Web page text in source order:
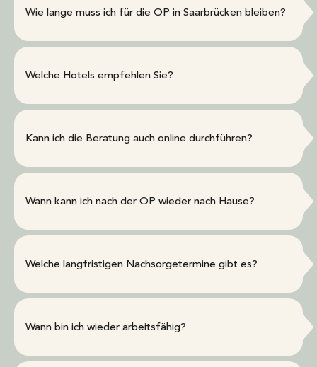
Wie lange muss ich für die OP in Saarbrücken bleiben?
Welche Hotels empfehlen Sie?
Kann ich die Beratung auch online durchführen?
Wann kann ich nach der OP wieder nach Hause?
Welche langfristigen Nachsorgetermine gibt es?
Wann bin ich wieder arbeitsfähig?